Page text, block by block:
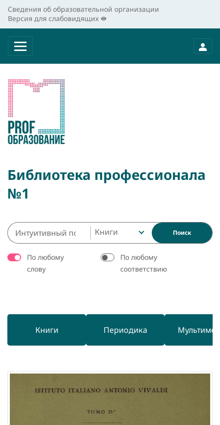
Сведения об образовательной организации
Версия для слабовидящих
Библиотека профессионала
№1
Книги Поиск
По любому
слову
По любому
соответствию
Книги Периодика